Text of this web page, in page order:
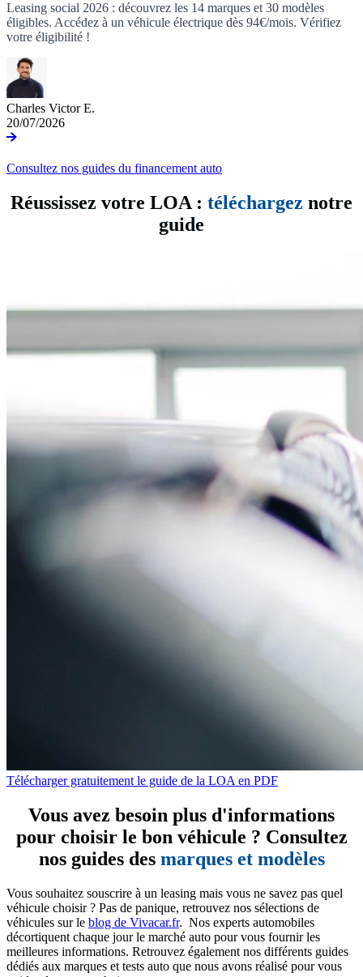
Leasing social 2026 : découvrez les 14 marques et 30 modèles
éligibles. Accédez à un véhicule électrique dès 94€/mois. Vérifiez
votre éligibilité !
Charles Victor E.
20/07/2026
Consultez nos guides du financement auto
Réussissez votre LOA : téléchargez notre
guide
Télécharger gratuitement le guide de la LOA en PDF
Vous avez besoin plus d'informations
pour choisir le bon véhicule ? Consultez
nos guides des marques et modèles
Vous souhaitez souscrire à un leasing mais vous ne savez pas quel
véhicule choisir ? Pas de panique, retrouvez nos sélections de
véhicules sur le blog de Vivacar.fr. Nos experts automobiles
décortiquent chaque jour le marché auto pour vous fournir les
meilleures informations. Retrouvez également nos différents guides
dédiés aux marques et tests auto que nous avons réalisé pour vous